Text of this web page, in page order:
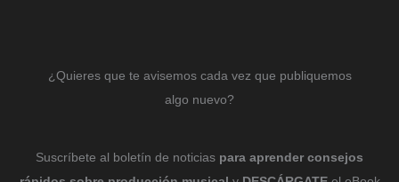
¿Quieres que te avisemos cada vez que publiquemos
algo nuevo?
Suscríbete al boletín de noticias para aprender consejos